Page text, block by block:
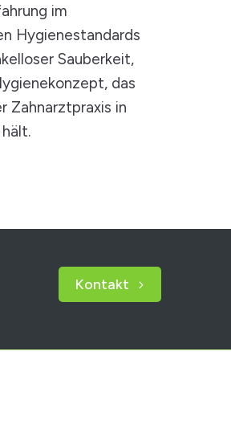
im
Hygienestandards
Sauberkeit,
das
Zahnarztpraxis in
Kontakt